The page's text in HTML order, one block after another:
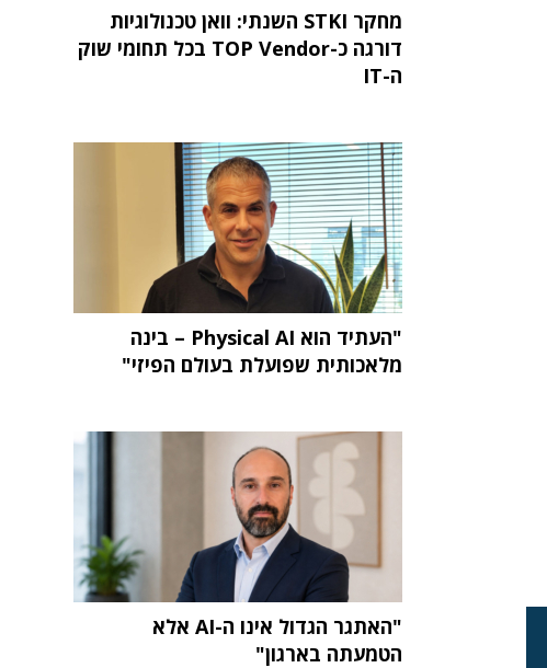
מחקר STKI השנתי: וואן טכנולוגיות
דורגה כ-TOP Vendor בכל תחומי שוק
ה-IT
"העתיד הוא Physical AI – בינה
מלאכותית שפועלת בעולם הפיזי"
"האתגר הגדול אינו ה-AI אלא
הטמעתה בארגון"